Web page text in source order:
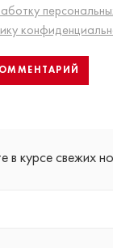
в курсе свежих